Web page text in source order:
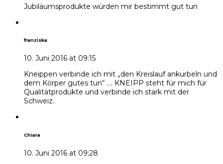
Jubiläumsprodukte würden mir bestimmt gut tun
franziska
10. Juni 2016 at 09:15
Kneippen verbinde ich mit „den Kreislauf ankurbeln und
dem Körper gutes tun“ …. KNEIPP steht für mich für
Qualitätprodukte und verbinde ich stark mit der
Schweiz.
Chiara
10. Juni 2016 at 09:28